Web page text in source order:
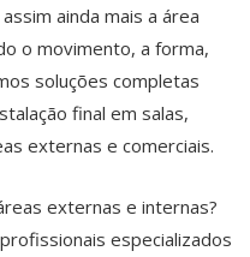
ainda mais a área
o movimento, a forma,
soluções completas
final em salas,
externas e comerciais.
externas e internas?
especializados